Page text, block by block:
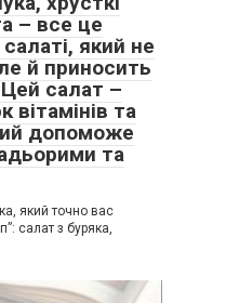
– все це
який не
й приносить
Цей салат –
вітамінів та
допоможе
та
який точно вас
салат з буряка,